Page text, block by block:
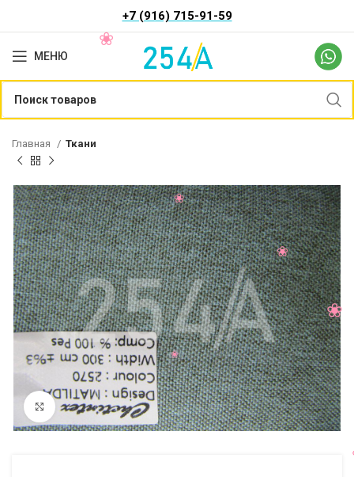
+7 (916) 715-91-59
МЕНЮ
Главная Ткани
Нажмите, чтобы увеличить